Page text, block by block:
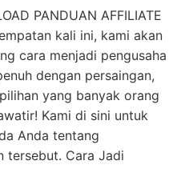
PANDUAN AFFILIATE
kali ini, kami akan
cara menjadi pengusaha
dengan persaingan,
yang banyak orang
Kami di sini untuk
Anda tentang
tersebut. Cara Jadi